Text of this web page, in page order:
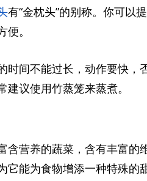
有“金枕头”的别称。你可以
。
时间不能过长，动作要快，
议使用竹蒸笼来蒸煮。
含营养的蔬菜，含有丰富的
能为食物增添一种特殊的